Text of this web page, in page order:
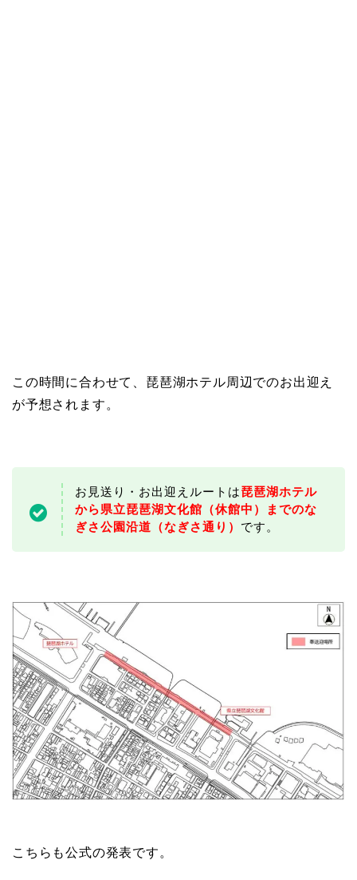
この時間に合わせて、琵琶湖ホテル周辺でのお出迎え
が予想されます。
お見送り・お出迎えルートは琵琶湖ホテル
から県立琵琶湖文化館（休館中）までのな
ぎさ公園沿道（なぎさ通り） です。
こちらも公式の発表です。